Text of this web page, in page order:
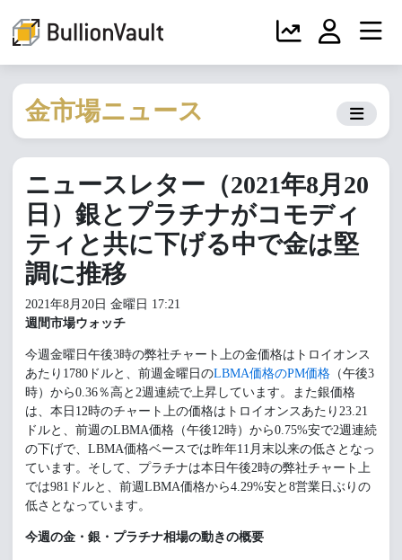
金市場ニュース
ニュースレター（2021年8月20
日）銀とプラチナがコモディ
ティと共に下げる中で金は堅
調に推移
2021年8月20日 金曜日 17:21
週間市場ウォッチ
今週金曜日午後3時の弊社チャート上の金価格はトロイオンス
あたり1780ドルと、前週金曜日のLBMA価格のPM価格 （午後3
時）から0.36％高と2週連続で上昇しています。また銀価格
は、本日12時のチャート上の価格はトロイオンスあたり23.21
ドルと、前週のLBMA価格（午後12時）から0.75%安で2週連続
の下げで、LBMA価格ベースでは昨年11月末以来の低さとなっ
ています。そして、プラチナは本日午後2時の弊社チャート上
では981ドルと、前週LBMA価格から4.29%安と8営業日ぶりの
低さとなっています。
今週の金・銀・プラチナ相場の動きの概要